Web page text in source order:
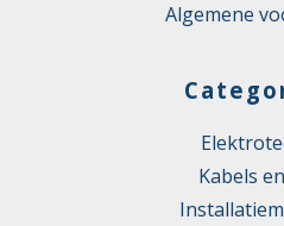
Algemene
Kabels